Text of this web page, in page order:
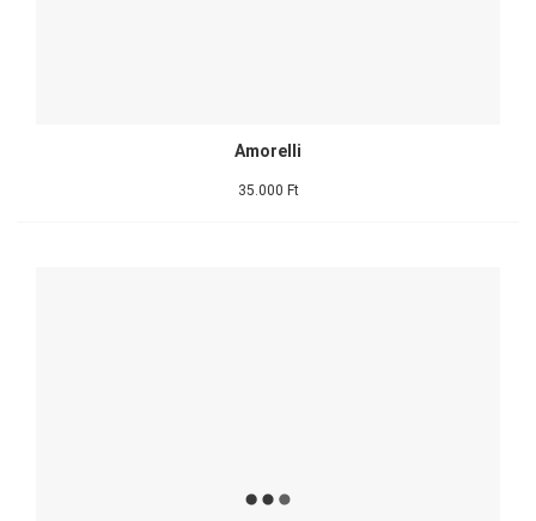
Amorelli
35.000 Ft